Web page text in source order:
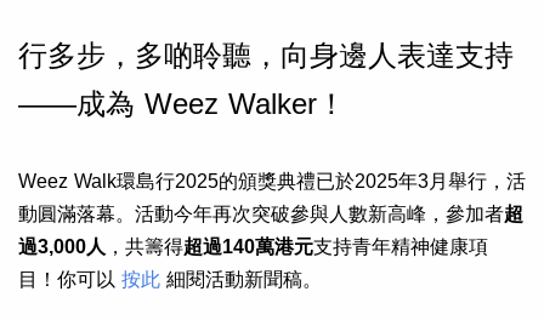
行多步，多啲聆聽，向身邊人表達支持
——成為 Weez Walker！
Weez Walk環島行2025的頒獎典禮已於2025年3月舉行，活
動圓滿落幕。活動今年再次突破參與人數新高峰，參加者超
過3,000人 ，共籌得超過140萬港元支持青年精神健康項
目！你可以 按此 細閱活動新聞稿。